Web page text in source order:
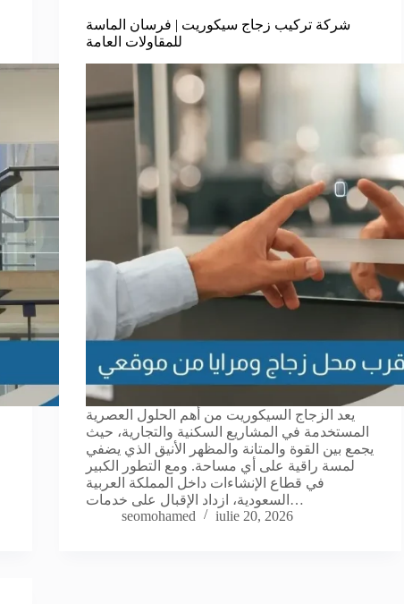
شركة تركيب زجاج سيكوريت | فرسان الماسة
للمقاولات العامة
يعد الزجاج السيكوريت من أهم الحلول العصرية
المستخدمة في المشاريع السكنية والتجارية، حيث
يجمع بين القوة والمتانة والمظهر الأنيق الذي يضفي
لمسة راقية على أي مساحة. ومع التطور الكبير
في قطاع الإنشاءات داخل المملكة العربية
السعودية، ازداد الإقبال على خدمات…
seomohamed
iulie 20, 2026